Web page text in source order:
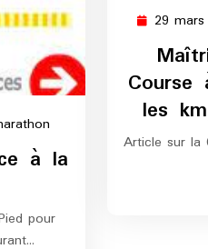
europe-
marathon
à la
pour
29
Course
les
Article sur la